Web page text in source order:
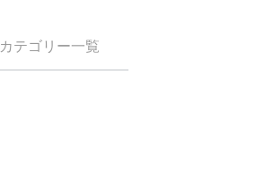
カテゴリー一覧